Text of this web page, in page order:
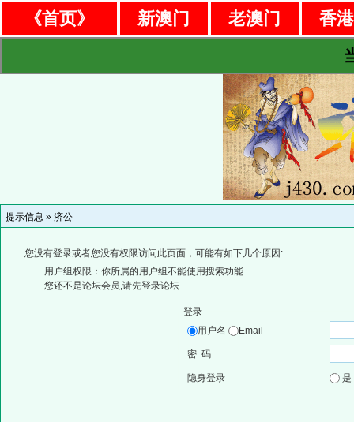
《首页》 新澳门 老澳门
香
提示信息 » 济公
您没有登录或者您没有权限访问此页面，可能有如下几个原因:
用户组权限：你所属的用户组不能使用搜索功能
您还不是论坛会员,请先登录论坛
登录
用户名
Email
密 码
隐身登录